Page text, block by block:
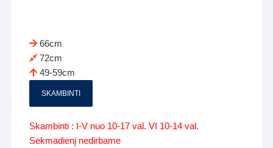
66cm
72cm
49-59cm
SKAMBINTI
Skambinti : I-V nuo 10-17 val. VI 10-14 val.
Sekmadienį nedirbame